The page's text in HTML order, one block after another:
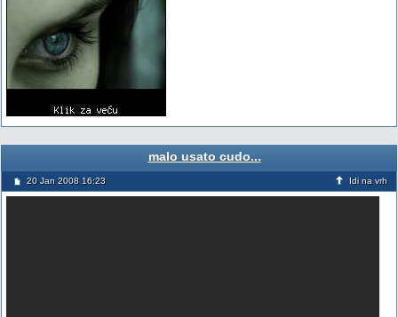
malo usato cudo...
20 Jan 2008 16:23 Idi na vrh